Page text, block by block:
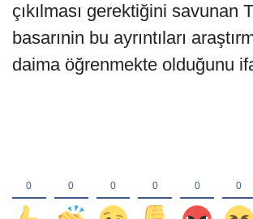
çıkılması gerektiğini savunan
basarınin bu ayrıntıları
daima öğrenmekte olduğunu